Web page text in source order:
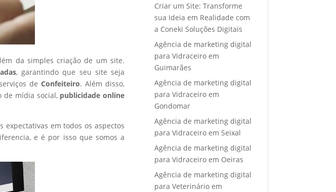
da simples criação de um site.
, garantindo que seu site seja
de Confeiteiro. Além disso,
de mídia social, publicidade online
em todos os aspectos
e é por isso que somos a
Criar um Site: Transforme
sua Ideia em Realidade com
a Coneki Soluções Digitais
Agência de marketing digital
para Vidraceiro em
Guimarães
Agência de marketing digital
para Vidraceiro em
Gondomar
Agência de marketing digital
para Vidraceiro em Seixal
Agência de marketing digital
para Vidraceiro em Oeiras
Agência de marketing digital
para Veterinário em